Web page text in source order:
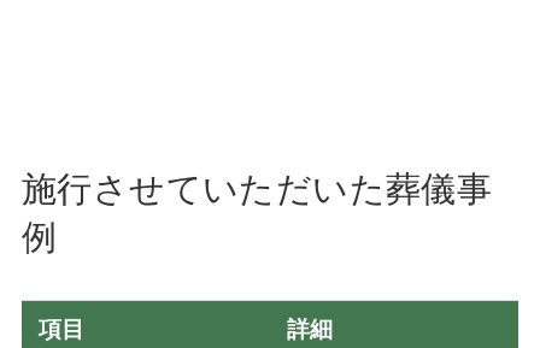
施行させていただいた葬儀事
例
項目 詳細